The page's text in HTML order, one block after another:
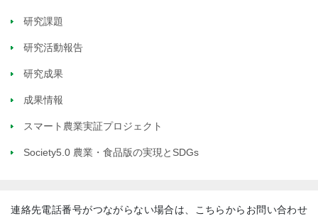
研究課題
研究活動報告
研究成果
成果情報
スマート農業実証プロジェクト
Society5.0 農業・食品版の実現とSDGs
連絡先電話番号がつながらない場合は、こちらからお問い合わせ